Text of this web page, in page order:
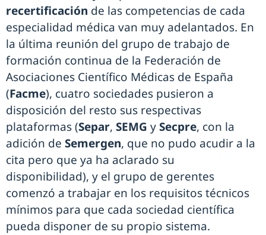
recertificación de las competencias de cada
especialidad médica van muy adelantados. En
la última reunión del grupo de trabajo de
formación continua de la Federación de
Asociaciones Científico Médicas de España
(Facme), cuatro sociedades pusieron a
disposición del resto sus respectivas
plataformas (Separ, SEMG ySecpre, con la
adición de Semergen, que no pudo acudir a la
cita pero que ya ha aclarado su
disponibilidad), y el grupo de gerentes
comenzó a trabajar en los requisitos técnicos
mínimos para que cada sociedad científica
pueda disponer de su propio sistema.